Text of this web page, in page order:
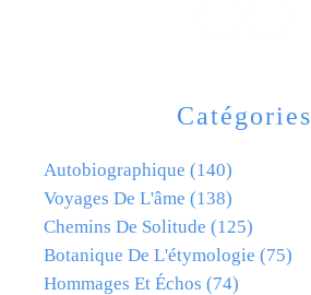
Catégories
Autobiographique (140)
Voyages De L'âme (138)
Chemins De Solitude (125)
Botanique De L'étymologie (75)
Hommages Et Échos (74)